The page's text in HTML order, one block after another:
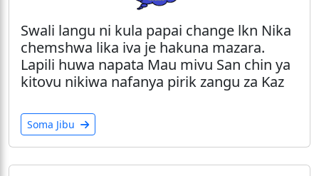
Swali langu ni kula papai change lkn Nika
chemshwa lika iva je hakuna mazara.
Lapili huwa napata Mau mivu San chin ya
kitovu nikiwa nafanya pirik zangu za Kaz
Soma Jibu